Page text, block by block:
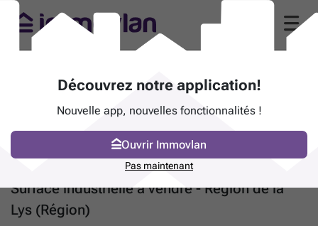
Surface industrielle à vendre - Région de la
Lys (Région)
Découvrez notre application!
Nouvelle app, nouvelles fonctionnalités !
Ouvrir Immovlan
Pas maintenant